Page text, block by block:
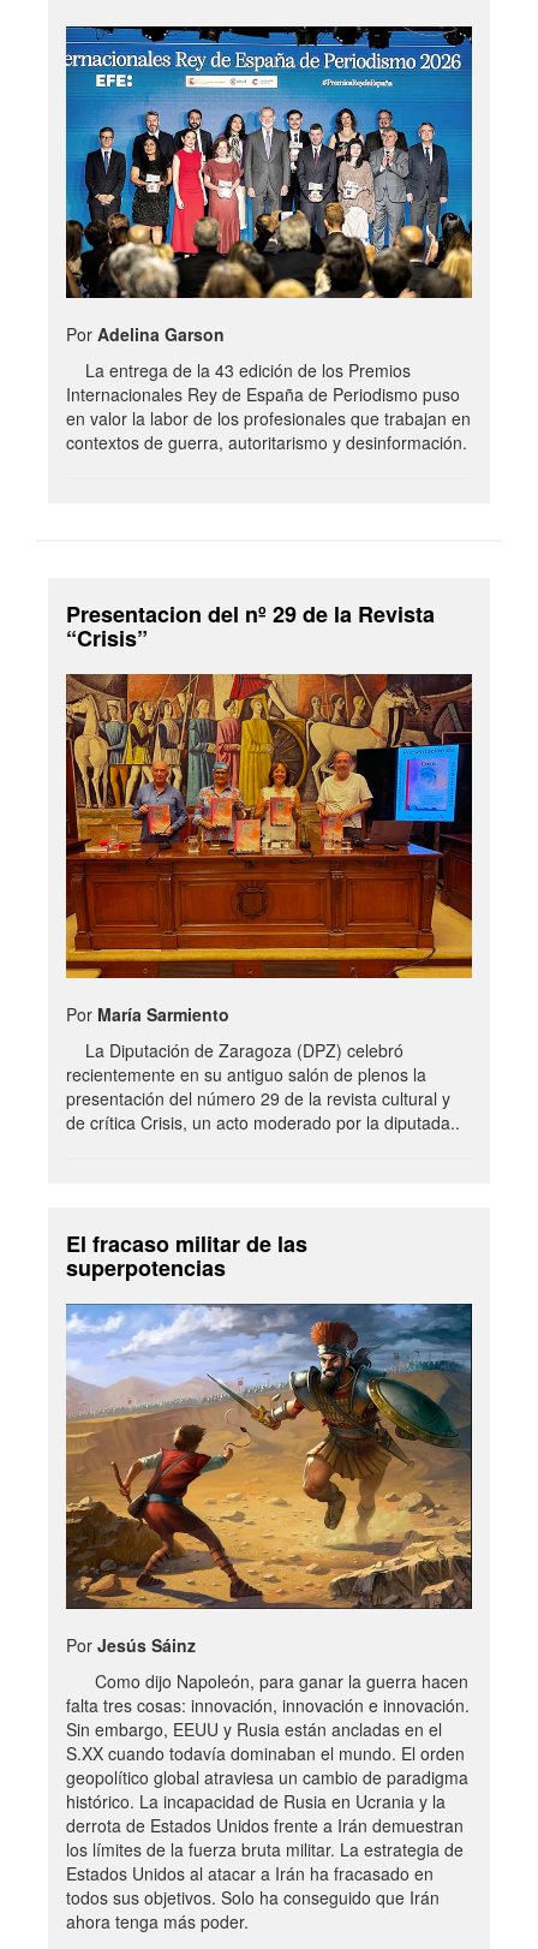
Por Adelina Garson
La entrega de la 43 edición de los Premios
Internacionales Rey de España de Periodismo puso
en valor la labor de los profesionales que trabajan en
contextos de guerra, autoritarismo y desinformación.
Presentacion del nº 29 de la Revista
“Crisis”
Por María Sarmiento
La Diputación de Zaragoza (DPZ) celebró
recientemente en su antiguo salón de plenos la
presentación del número 29 de la revista cultural y
de crítica Crisis, un acto moderado por la diputada..
El fracaso militar de las
superpotencias
Por Jesús Sáinz
Como dijo Napoleón, para ganar la guerra hacen
falta tres cosas: innovación, innovación e innovación.
Sin embargo, EEUU y Rusia están ancladas en el
S.XX cuando todavía dominaban el mundo. El orden
geopolítico global atraviesa un cambio de paradigma
histórico. La incapacidad de Rusia en Ucrania y la
derrota de Estados Unidos frente a Irán demuestran
los límites de la fuerza bruta militar. La estrategia de
Estados Unidos al atacar a Irán ha fracasado en
todos sus objetivos. Solo ha conseguido que Irán
ahora tenga más poder.